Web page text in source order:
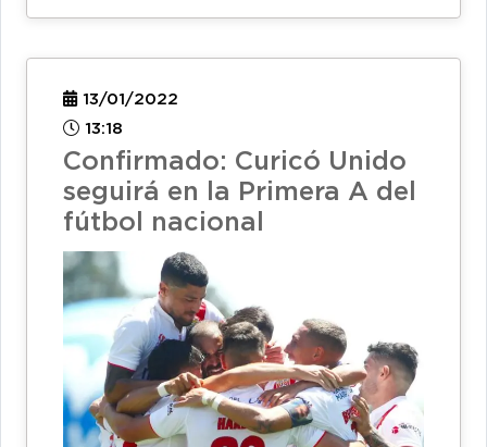
13/01/2022
13:18
Confirmado: Curicó Unido
seguirá en la Primera A del
fútbol nacional